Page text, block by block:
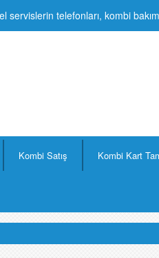
telefonları, kombi
Kombi Satış Kombi Kart